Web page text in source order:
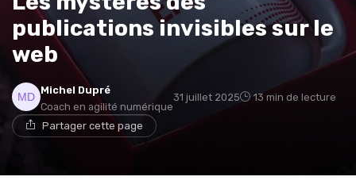
publications invisibles sur le
web
Michel Dupré
Coach en agilité numérique
31 juillet 2025 13 min de lecture
Partager cette page